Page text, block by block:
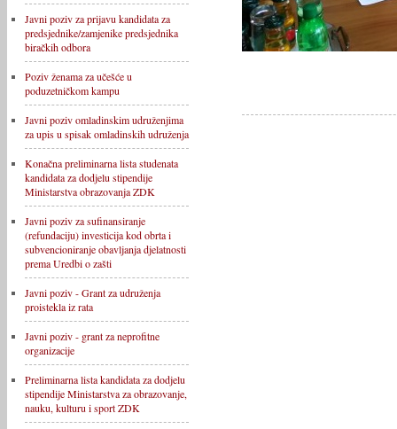
Javni poziv za prijavu kandidata za
predsjednike/zamjenike predsjednika
biračkih odbora
Poziv ženama za učešće u
poduzetničkom kampu
Javni poziv omladinskim udruženjima
za upis u spisak omladinskih udruženja
Konačna preliminarna lista studenata
kandidata za dodjelu stipendije
Ministarstva obrazovanja ZDK
Javni poziv za sufinansiranje
(refundaciju) investicija kod obrta i
subvencioniranje obavljanja djelatnosti
prema Uredbi o zašti
Javni poziv - Grant za udruženja
proistekla iz rata
Javni poziv - grant za neprofitne
organizacije
Preliminarna lista kandidata za dodjelu
stipendije Ministarstva za obrazovanje,
nauku, kulturu i sport ZDK